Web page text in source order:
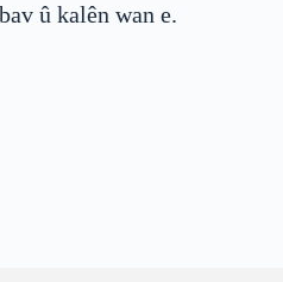
û kalên wan e.